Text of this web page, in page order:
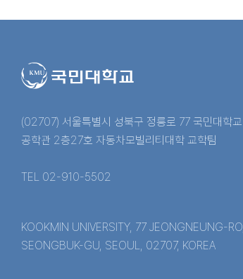
(02707) 서울특별시 성북구 정릉로 77 국민대학교
공학관 2층27호 자동차모빌리티대학 교학팀
TEL 02-910-5502
KOOKMIN UNIVERSITY, 77 JEONGNEUNG-RO,
SEONGBUK-GU, SEOUL, 02707, KOREA